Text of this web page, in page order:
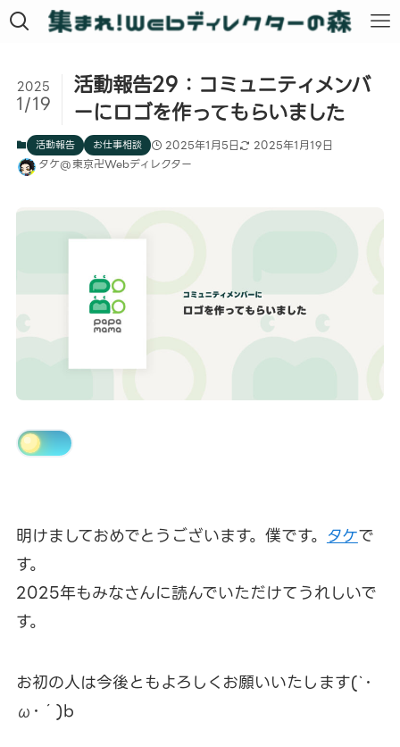
活動報告29：コミュニティメンバ
ーにロゴを作ってもらいました
2025
1/19
活動報告 お仕事相談 2025年1月5日
2025年1月19日
タケ@東京卍Webディレクター
明けましておめでとうございます。僕です。 タケで
す。
2025年もみなさんに読んでいただけてうれしいで
す。
お初の人は今後ともよろしくお願いいたします(`･
ω･´)b